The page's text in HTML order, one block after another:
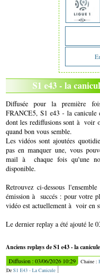
S1 e43 - la
Diffusée pour la première
FRANCE5, S1 e43 - la canicule
dont les rediffusions sont à voir
quand bon vous semble.
Les vidéos sont ajoutées
pas en manquer une, vous
mail à chaque fois qu'une
disponible.
Retrouvez ci-dessous
émission à succés : pour votre
vidéo est actuellement à voir en
Le dernier replay a été ajouté le
Anciens replays de S1 e43 - la
Diffusion : 03/06/2026 10:29 Chaine :
De S1 E43 - La Canicule